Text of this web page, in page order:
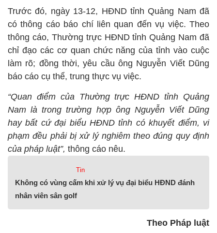
Trước đó, ngày 13-12, HĐND tỉnh Quảng Nam đã
có thông cáo báo chí liên quan đến vụ việc. Theo
thông cáo, Thường trực HĐND tỉnh Quảng Nam đã
chỉ đạo các cơ quan chức năng của tỉnh vào cuộc
làm rõ; đồng thời, yêu cầu ông Nguyễn Viết Dũng
báo cáo cụ thể, trung thực vụ việc.
“Quan điểm của Thường trực HĐND tỉnh Quảng
Nam là trong trường hợp ông Nguyễn Viết Dũng
hay bất cứ đại biểu HĐND tỉnh có khuyết điểm, vi
phạm đều phải bị xử lý nghiêm theo đúng quy định
của pháp luật”, thông cáo nêu.
Tin
Không có vùng cấm khi xử lý vụ đại biểu HĐND đánh
nhân viên sân golf
Theo Pháp luật